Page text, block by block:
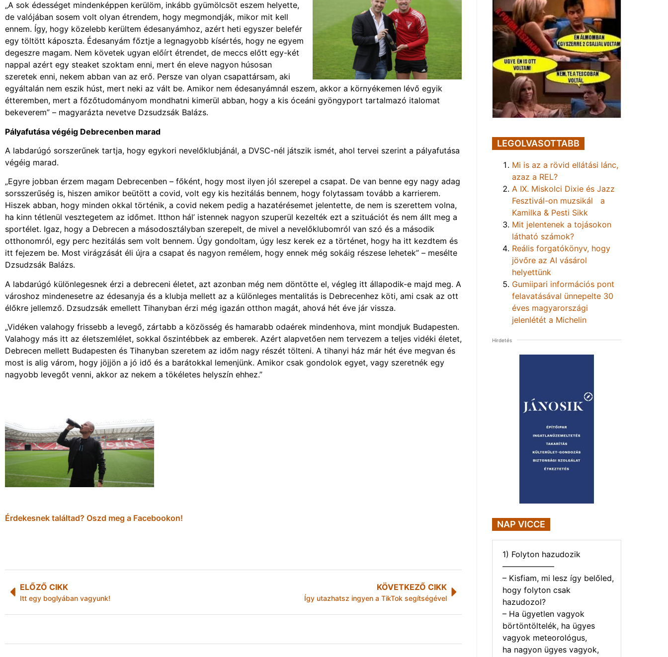
„A sok édességet mindenképpen kerülöm, inkább gyümölcsöt eszem helyette,
de valójában sosem volt olyan étrendem, hogy megmondják, mikor mit kell
ennem. Így, hogy közelebb kerültem édesanyámhoz, azért heti egyszer belefér
egy töltött káposzta. Édesanyám főztje a legnagyobb kísértés, hogy ne egyem
degeszre magam. Nem követek ugyan előírt étrendet, de meccs előtt egy-két
nappal azért egy steaket szoktam enni, mert én eleve nagyon húsosan
szeretek enni, nekem abban van az erő. Persze van olyan csapattársam, aki
egyáltalán nem eszik húst, mert neki az vált be. Amikor nem édesanyámnál eszem, akkor a környékemen lévő egyik
étteremben, mert a főzőtudományom mondhatni kimerül abban, hogy a kis óceáni gyöngyport tartalmazó italomat
bekeverem” – magyarázta nevetve Dzsudzsák Balázs.
Pályafutása végéig Debrecenben marad
A labdarúgó sorszerűnek tartja, hogy egykori nevelőklubjánál, a DVSC-nél játszik ismét, ahol tervei szerint a pályafutása
végéig marad.
„Egyre jobban érzem magam Debrecenben – főként, hogy most ilyen jól szerepel a csapat. De van benne egy nagy adag
sorsszerűség is, hiszen amikor beütött a covid, volt egy kis hezitálás bennem, hogy folytassam tovább a karrierem.
Hiszek abban, hogy minden okkal történik, a covid nekem pedig a hazatérésemet jelentette, de nem is szerettem volna,
ha kinn tétlenül vesztegetem az időmet. Itthon hál’ istennek nagyon szuperül kezelték ezt a szituációt és nem állt meg a
sportélet. Igaz, hogy a Debrecen a másodosztályban szerepelt, de mivel a nevelőklubomról van szó és a második
otthonomról, egy perc hezitálás sem volt bennem. Úgy gondoltam, úgy lesz kerek ez a történet, hogy ha itt kezdtem és
itt fejezem be. Most virágzását éli újra a csapat és nagyon remélem, hogy ennek még sokáig részese lehetek” – mesélte
Dzsudzsák Balázs.
A labdarúgó különlegesnek érzi a debreceni életet, azt azonban még nem döntötte el, végleg itt állapodik-e majd meg. A
városhoz mindenesetre az édesanyja és a klubja mellett az a különleges mentalitás is Debrecenhez köti, ami csak az ott
élőkre jellemző. Dzsudzsák emellett Tihanyban érzi még igazán otthon magát, ahová hét éve jár vissza.
„Vidéken valahogy frissebb a levegő, zártabb a közösség és hamarabb odaérek mindenhova, mint mondjuk Budapesten.
Valahogy más itt az életszemlélet, sokkal őszintébbek az emberek. Azért alapvetően nem tervezem a teljes vidéki életet,
Debrecen mellett Budapesten és Tihanyban szeretem az időm nagy részét tölteni. A tihanyi ház már hét éve megvan és
most is alig várom, hogy jöjjön a jó idő és a barátokkal lemenjünk. Amikor csak gondolok egyet, vagy szeretnék egy
nagyobb levegőt venni, akkor az nekem a tökéletes helyszín ehhez.”
Érdekesnek találtad? Oszd meg a Facebookon!
ELŐZŐ CIKK
Itt egy boglyában vagyunk!
KÖVETKEZŐ CIKK
Így utazhatsz ingyen a TikTok segítségével
LEGOLVASOTTABB
Mi is az a rövid ellátási lánc,
azaz a REL?
A IX. Miskolci Dixie és Jazz
Fesztivál-on muzsikál a
Kamilka & Pesti Sikk
Mit jelentenek a tojásokon
látható számok?
Reális forgatókönyv, hogy
jövőre az AI vásárol
helyettünk
Gumiipari információs pont
felavatásával ünnepelte 30
éves magyarországi
jelenlétét a Michelin
Hirdetés
NAP VICCE
1) Folyton hazudozik
——————–
– Kisfiam, mi lesz így belőled,
hogy folyton csak
hazudozol?
– Ha ügyetlen vagyok
börtöntöltelék, ha ügyes
vagyok meteorológus,
ha nagyon ügyes vagyok,